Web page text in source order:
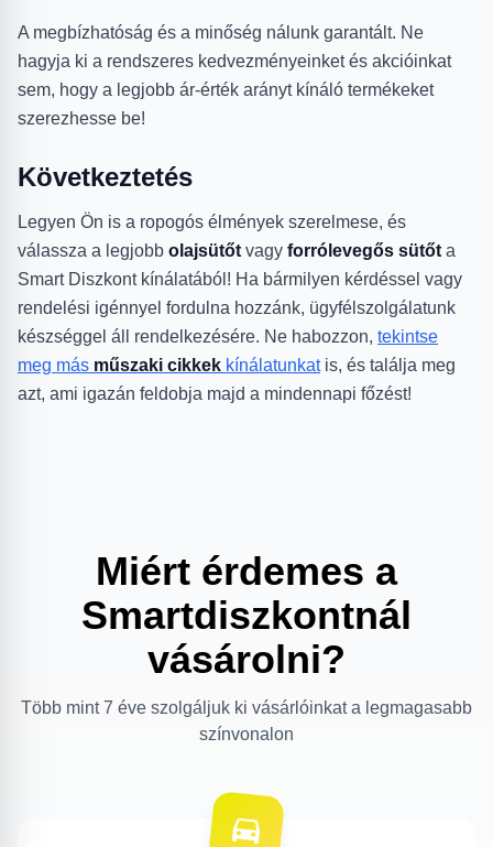
A megbízhatóság és a minőség nálunk garantált. Ne
hagyja ki a rendszeres kedvezményeinket és akcióinkat
sem, hogy a legjobb ár-érték arányt kínáló termékeket
szerezhesse be!
Következtetés
Legyen Ön is a ropogós élmények szerelmese, és
válassza a legjobb olajsütőt vagy forrólevegős sütőt a
Smart Diszkont kínálatából! Ha bármilyen kérdéssel vagy
rendelési igénnyel fordulna hozzánk, ügyfélszolgálatunk
készséggel áll rendelkezésére. Ne habozzon, tekintse
meg más műszaki cikkek kínálatunkatis, és találja meg
azt, ami igazán feldobja majd a mindennapi főzést!
Miért érdemes a
Smartdiszkontnál
vásárolni?
Több mint 7 éve szolgáljuk ki vásárlóinkat a legmagasabb
színvonalon